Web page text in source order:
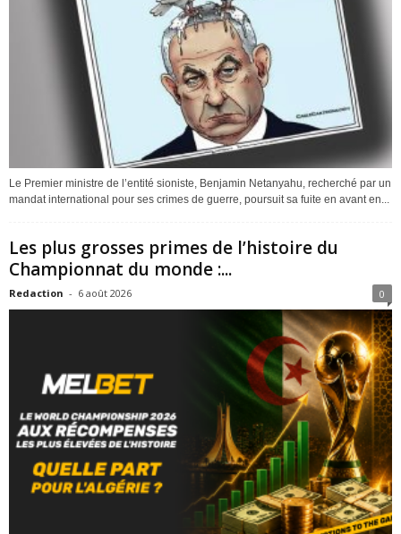
Le Premier ministre de l’entité sioniste, Benjamin Netanyahu, recherché par un
mandat international pour ses crimes de guerre, poursuit sa fuite en avant en...
Les plus grosses primes de l’histoire du
Championnat du monde :...
Redaction - 6 août 2026 0